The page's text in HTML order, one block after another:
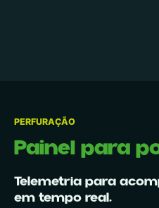
PERFURAÇÃO
Painel para
Telemetria para
em tempo real.